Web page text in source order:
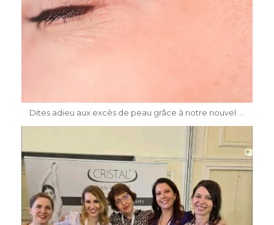
Dites adieu aux excès de peau grâce à notre nouvel ...